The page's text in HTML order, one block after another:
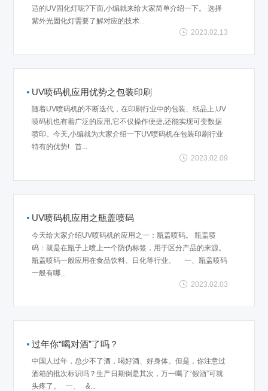
适的UV固化灯呢?下面,小编就来给大家简单介绍一下。 选择
紫外光固化灯需要了解对应的技术...
2023.02.13
UV喷码机应用优势之包装印刷
随着UV喷码机的不断迭代，在印刷行业中的包装、纸品上,UV
喷码机也有着广泛的应用,它不仅操作便捷,还能实现可变数据
喷印。今天,小编就为大家介绍一下UV喷码机在包装印刷行业
特有的优势! 首...
2023.02.09
UV喷码机应用之瓶盖喷码
今天给大家介绍UV喷码机的应用之一：瓶盖喷码。 瓶盖喷
码：就是在瓶子上喷上一个防伪标签，用于区分产品的来源。
瓶盖喷码一般应用在食品饮料、日化等行业。 一、瓶盖喷码
一般有哪...
2023.02.03
过年你“喝对酒”了吗？
中国人过年，总少不了酒，喝好酒、好身体。但是，你注意过
酒箱的批次标识吗？生产日期倒是其次，万一喝了“假酒”可就
头疼了。 一、 &...